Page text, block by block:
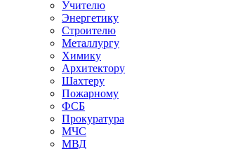
Учителю
Энергетику
Строителю
Металлургу
Химику
Архитектору
Шахтеру
Пожарному
ФСБ
Прокуратура
МЧС
МВД